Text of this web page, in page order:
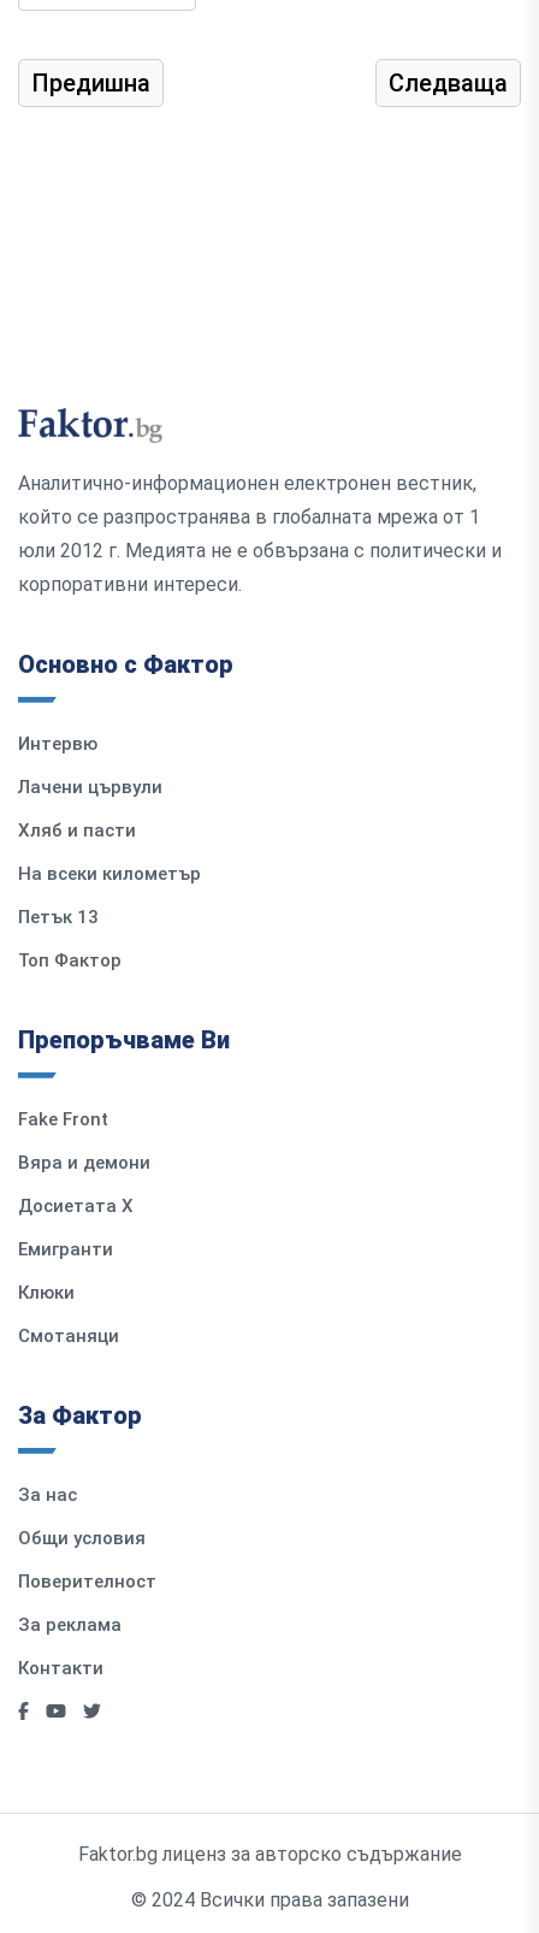
Предишна Следваща
Аналитично-информационен електронен вестник,
който се разпространява в глобалната мрежа от 1
юли 2012 г. Медията не е обвързана с политически и
корпоративни интереси.
Основно с Фактор
Интервю
Лачени цървули
Хляб и пасти
На всеки километър
Петък 13
Топ Фактор
Препоръчваме Ви
Fake Front
Вяра и демони
Досиетата Х
Емигранти
Клюки
Смотаняци
За Фактор
За нас
Общи условия
Поверителност
За реклама
Контакти
Faktor.bg лиценз за авторско съдържание
© 2024 Всички права запазени